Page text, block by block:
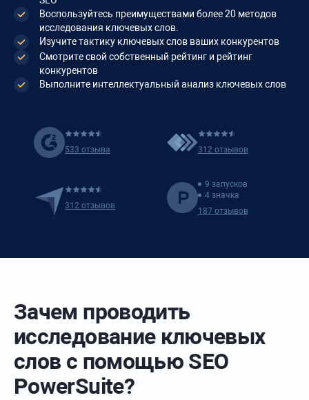
Воспользуйтесь преимуществами более 20 методов
исследования ключевых слов.
Изучите тактику ключевых слов ваших конкурентов
Смотрите свой собственный рейтинг и рейтинг
конкурентов
Выполните интеллектуальный анализ ключевых слов
533 отзыва 312 отзывов
312 отзывов
9 запусков
4 значка
187 отзывов
Зачем проводить
исследование ключевых
слов с помощью SEO
PowerSuite?